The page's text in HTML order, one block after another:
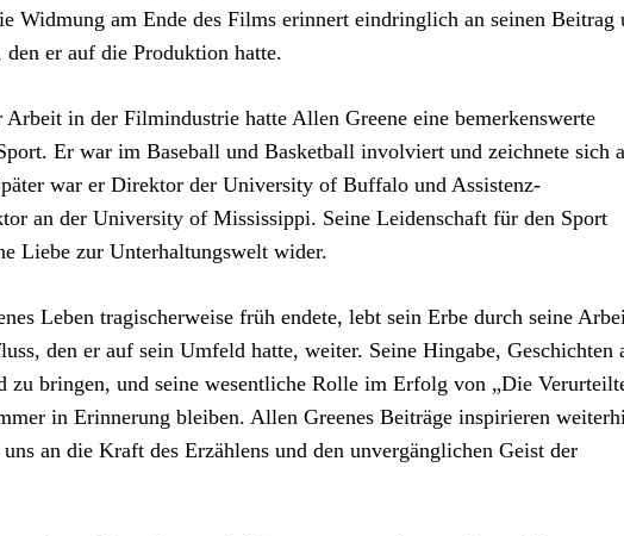
Widmung am Ende des Films erinnert eindringlich an seinen Beitrag
den er auf die Produktion hatte.
Arbeit in der Filmindustrie hatte Allen Greene eine bemerkenswerte
Er war im Baseball und Basketball involviert und zeichnete sich
war er Direktor der University of Buffalo und Assistenz-
an der University of Mississippi. Seine Leidenschaft für den Sport
Liebe zur Unterhaltungswelt wider.
Leben tragischerweise früh endete, lebt sein Erbe durch seine
den er auf sein Umfeld hatte, weiter. Seine Hingabe, Geschichten
zu bringen, und seine wesentliche Rolle im Erfolg von „Die
in Erinnerung bleiben. Allen Greenes Beiträge inspirieren
an die Kraft des Erzählens und den unvergänglichen Geist der